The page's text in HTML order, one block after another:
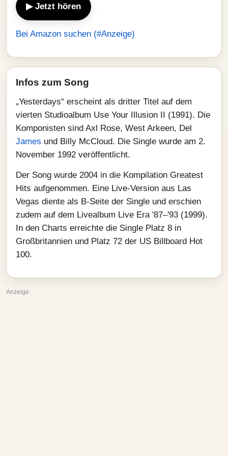
▶ Jetzt hören
Bei Amazon suchen (#Anzeige)
Infos zum Song
„Yesterdays“ erscheint als dritter Titel auf dem
vierten Studioalbum Use Your Illusion II (1991). Die
Komponisten sind Axl Rose, West Arkeen, Del
James und Billy McCloud. Die Single wurde am 2.
November 1992 veröffentlicht.
Der Song wurde 2004 in die Kompilation Greatest
Hits aufgenommen. Eine Live-Version aus Las
Vegas diente als B‑Seite der Single und erschien
zudem auf dem Livealbum Live Era '87–'93 (1999).
In den Charts erreichte die Single Platz 8 in
Großbritannien und Platz 72 der US Billboard Hot
100.
Anzeige